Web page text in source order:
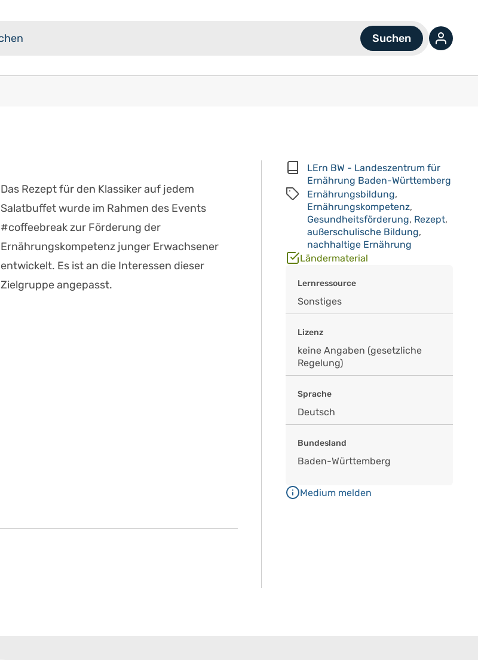
Das Rezept für den Klassiker auf jedem
Salatbuffet wurde im Rahmen des Events
#coffeebreak zur Förderung der
Ernährungskompetenz junger Erwachsener
entwickelt. Es ist an die Interessen dieser
Zielgruppe angepasst.
LErn BW - Landeszentrum für
Ernährung Baden-Württemberg
Ernährungsbildung,
Ernährungskompetenz,
Gesundheitsförderung, Rezept,
außerschulische Bildung,
nachhaltige Ernährung
Ländermaterial
Lernressource
Sonstiges
Lizenz
keine Angaben (gesetzliche
Regelung)
Sprache
Deutsch
Bundesland
Baden-Württemberg
Medium melden